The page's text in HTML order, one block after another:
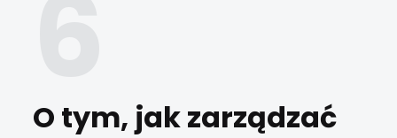
O tym, jak zarządzać